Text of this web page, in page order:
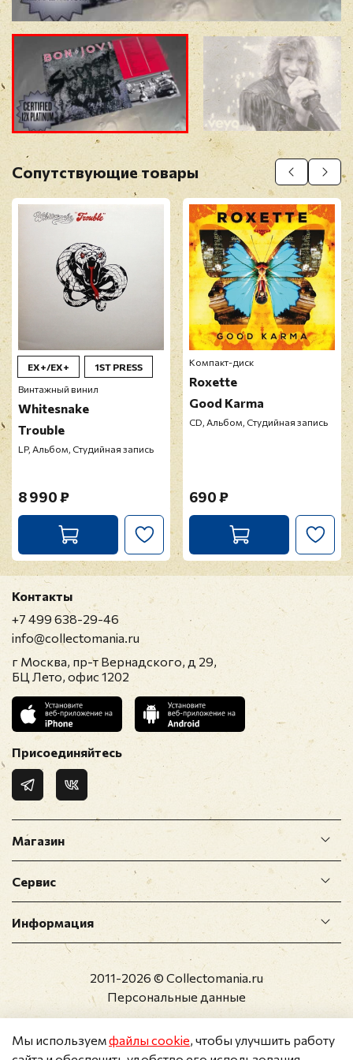
Прикрепить фото
Оставить отзыв
Перед публикацией отзывы проходят
модерацию
Сопутствующие товары
EX+/EX+
1ST PRESS
Винтажный винил
Whitesnake
Trouble
LP, Альбом, Студийная запись
8 990 ₽
Компакт-диск
Roxette
Good Karma
CD, Альбом, Студийная запись
690 ₽
Магазин
Сервис
Информация
Контакты
+7 499 638-29-46
info@collectomania.ru
г Москва, пр-т Вернадского, д 29,
БЦ Лето, офис 1202
Присоединяйтесь
2011-2026 © Collectomania.ru
Персональные данные
Мы используемфайлы cookie, чтобы улучшить работу